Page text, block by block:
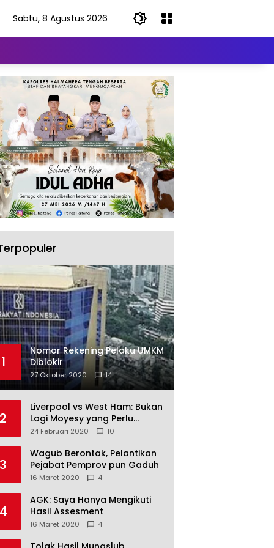
Sabtu, 8 Agustus 2026
1
Nomor Rekening Pelaku UMKM
Diblokir
27 Oktober 2020 14
2
Liverpool vs West Ham: Bukan
Lagi Moyesy yang Perlu
Ditakuti
24 Februari 2020 10
3
Wagub Berontak, Pelantikan
Pejabat Pemprov pun Gaduh
16 Maret 2020 4
4
AGK: Saya Hanya Mengikuti
Hasil Assesment
16 Maret 2020 4